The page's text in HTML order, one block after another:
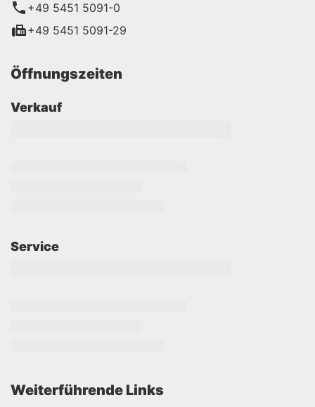
+49 5451 5091-0
+49 5451 5091-29
Öffnungszeiten
Verkauf
Service
Weiterführende Links